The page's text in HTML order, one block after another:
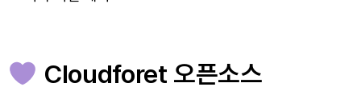
Cloudforet 오픈소스